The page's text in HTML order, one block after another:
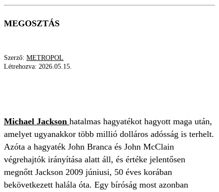
MEGOSZTÁS
Szerző: METROPOL
Létrehozva: 2026.05.15.
Michael Jackson hatalmas hagyatékot hagyott maga után,
amelyet ugyanakkor több millió dolláros adósság is terhelt.
Azóta a hagyaték John Branca és John McClain
végrehajtók irányítása alatt áll, és értéke jelentősen
megnőtt Jackson 2009 júniusi, 50 éves korában
bekövetkezett halála óta. Egy bíróság most azonban